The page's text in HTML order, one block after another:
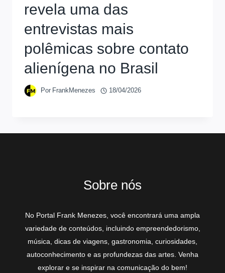
revela uma das
entrevistas mais
polêmicas sobre contato
alienígena no Brasil
Por FrankMenezes 18/04/2026
Sobre nós
No Portal Frank Menezes, você encontrará uma ampla
variedade de conteúdos, incluindo empreendedorismo,
música, dicas de viagens, gastronomia, curiosidades,
autoconhecimento e as profundezas das artes. Venha
explorar e se inspirar na comunicação do bem!